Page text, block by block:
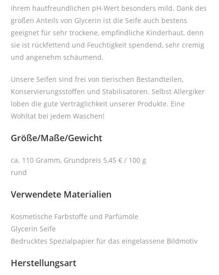
ihrem hautfreundlichen pH-Wert besonders mild. Dank des
großen Anteils von Glycerin ist die Seife auch bestens
geeignet für sehr trockene, empfindliche Kinderhaut, denn
sie ist rückfettend und Feuchtigkeit spendend, sehr cremig
und angenehm schäumend.
Unsere Seifen sind frei von tierischen Bestandteilen,
Konservierungsstoffen und Stabilisatoren. Selbst Allergiker
loben die gute Verträglichkeit unserer Produkte. Eine
Wohltat bei jedem Waschen!
Größe/Maße/Gewicht
ca. 110 Gramm, Grundpreis 5,45 € / 100 g
rund
Verwendete Materialien
Kosmetische Farbstoffe und Parfümöle
Glycerin Seife
Bedrucktes Spezialpapier für das eingelassene Bildmotiv
Herstellungsart